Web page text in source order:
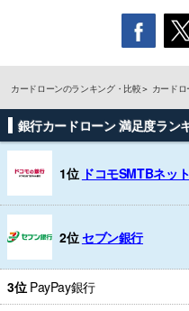
カードローンのランキング・比較 カード
銀行カードローン 満足度ラン
1位 ドコモSMTBネッ
2位セブン銀行
3位 PayPay銀行